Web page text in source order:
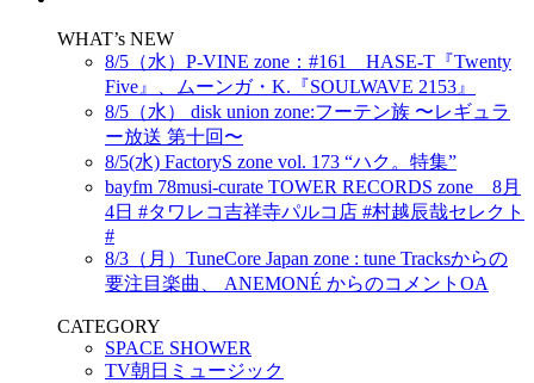
WHAT’s NEW
8/5（水）P-VINE zone：#161 HASE-T『Twenty
Five』、ムーンガ・K.『SOULWAVE 2153』
8/5（水） disk union zone:フーテン族 〜レギュラ
ー放送 第十回〜
8/5(水) FactoryS zone vol. 173 “ハク。特集”
bayfm 78musi-curate TOWER RECORDS zone 8月
4日 #タワレコ吉祥寺パルコ店 #村越辰哉セレクト
#
8/3（月）TuneCore Japan zone : tune Tracksからの
要注目楽曲、 ANEMONÉ からのコメントOA
CATEGORY
SPACE SHOWER
TV朝日ミュージック